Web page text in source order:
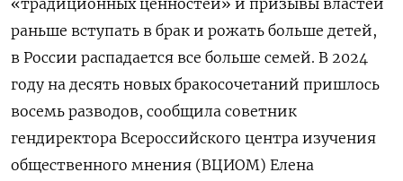
раньше вступать в брак и рожать больше детей,
в России распадается все больше семей. В 2024
году на десять новых бракосочетаний пришлось
восемь разводов, сообщила советник
гендиректора Всероссийского центра изучения
общественного мнения (ВЦИОМ) Елена